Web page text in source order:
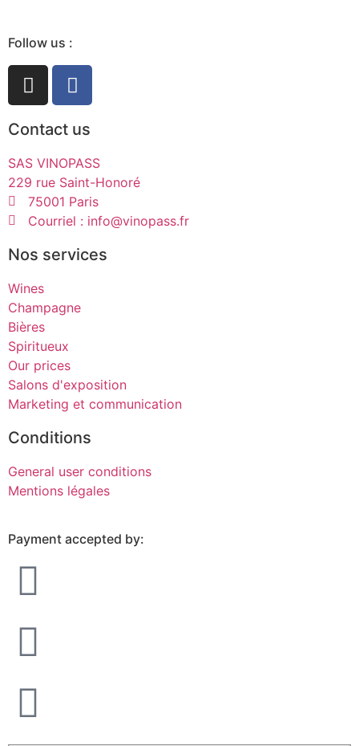
Follow us :
Contact us
SAS VINOPASS
229 rue Saint-Honoré
75001 Paris
Courriel : info@vinopass.fr
Nos services
Wines
Champagne
Bières
Spiritueux
Our prices
Salons d'exposition
Marketing et communication
Conditions
General user conditions
Mentions légales
Payment accepted by: